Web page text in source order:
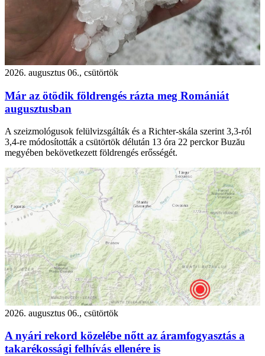
2026. augusztus 06., csütörtök
Már az ötödik földrengés rázta meg Romániát
augusztusban
A szeizmológusok felülvizsgálták és a Richter-skála szerint 3,3-ról
3,4-re módosították a csütörtök délután 13 óra 22 perckor Buzău
megyében bekövetkezett földrengés erősségét.
2026. augusztus 06., csütörtök
A nyári rekord közelébe nőtt az áramfogyasztás a
takarékossági felhívás ellenére is